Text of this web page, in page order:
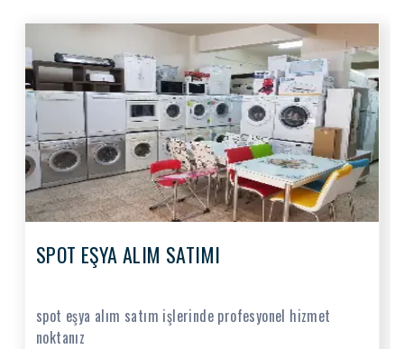
SPOT EŞYA ALIM SATIMI
spot eşya alım satım işlerinde profesyonel hizmet
noktanız